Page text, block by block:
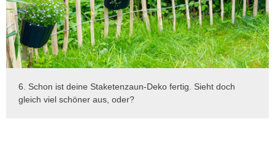
6. Schon ist deine Staketenzaun-Deko fertig. Sieht doch
gleich viel schöner aus, oder?